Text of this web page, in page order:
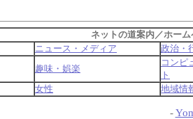
ネットの道案内／ホー
ニュース・メディア
政治・
趣味・娯楽
コンピ
ト
女性 地域情
-